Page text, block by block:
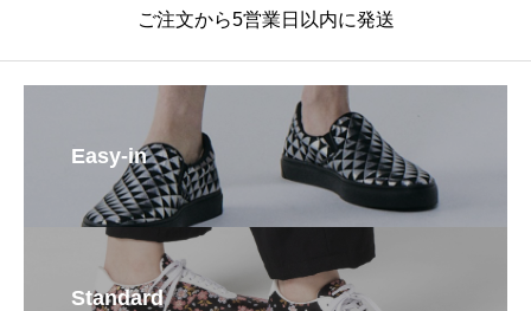
ご注文から5営業日以内に発送
Easy-in
Standard